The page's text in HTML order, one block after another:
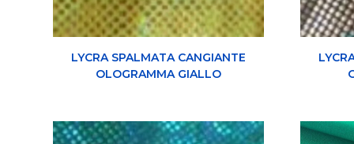
LYCRA SPALMATA CANGIANTE
OLOGRAMMA GIALLO